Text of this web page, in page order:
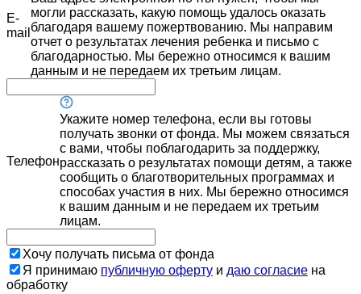
E-
mail
могли рассказать, какую помощь удалось оказать
благодаря вашему пожертвованию. Мы направим
отчет о результатах лечения ребенка и письмо с
благодарностью. Мы бережно относимся к вашим
данным и не передаем их третьим лицам.
Телефон
Укажите номер телефона, если вы готовы
получать звонки от фонда. Мы можем связаться
с вами, чтобы поблагодарить за поддержку,
рассказать о результатах помощи детям, а также
сообщить о благотворительных программах и
способах участия в них. Мы бережно относимся
к вашим данным и не передаем их третьим
лицам.
Хочу получать письма от фонда
Я принимаю публичную оферту и даю согласие на
обработку